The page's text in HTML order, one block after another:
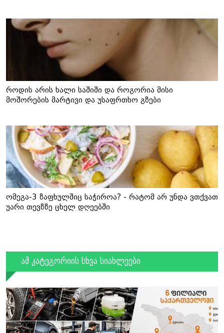
როდის არის ხალი საშიში და როგორია მისი
მოშორების მარტივი და უსაფრთხო გზები
ომეგა-3 ზაფხულშიც საჭიროა? - რატომ არ უნდა ვთქვათ
უარი თევზზე ცხელ დღეებში
ამ კატეგორიის სხვა სიახლეები